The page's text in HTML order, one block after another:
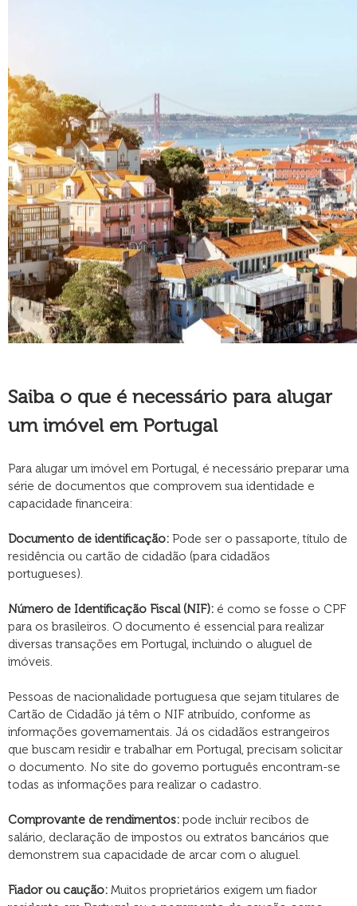
Saiba o que é necessário para alugar
um imóvel em Portugal
Para alugar um imóvel em Portugal, é necessário preparar uma
série de documentos que comprovem sua identidade e
capacidade financeira:
Documento de identificação: Pode ser o passaporte, título de
residência ou cartão de cidadão (para cidadãos
portugueses).
Número de Identificação Fiscal (NIF): é como se fosse o CPF
para os brasileiros. O documento é essencial para realizar
diversas transações em Portugal, incluindo o aluguel de
imóveis.
Pessoas de nacionalidade portuguesa que sejam titulares de
Cartão de Cidadão já têm o NIF atribuído, conforme as
informações governamentais. Já os cidadãos estrangeiros
que buscam residir e trabalhar em Portugal, precisam solicitar
o documento. No site do governo português encontram-se
todas as informações para realizar o cadastro.
Comprovante de rendimentos: pode incluir recibos de
salário, declaração de impostos ou extratos bancários que
demonstrem sua capacidade de arcar com o aluguel.
Fiador ou caução: Muitos proprietários exigem um fiador